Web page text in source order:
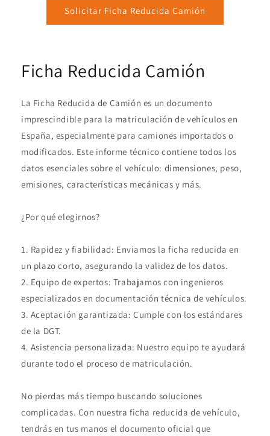
Solicitar Ficha Reducida Camión
Ficha Reducida Camión
La Ficha Reducida de Camión es un documento
imprescindible para la matriculación de vehículos en
España, especialmente para camiones importados o
modificados. Este informe técnico contiene todos los
datos esenciales sobre el vehículo: dimensiones, peso,
emisiones, características mecánicas y más.
¿Por qué elegirnos?
1. Rapidez y fiabilidad: Enviamos la ficha reducida en
un plazo corto, asegurando la validez de los datos.
2. Equipo de expertos: Trabajamos con ingenieros
especializados en documentación técnica de vehículos.
3. Aceptación garantizada: Cumple con los estándares
de la DGT.
4. Asistencia personalizada: Nuestro equipo te ayudará
durante todo el proceso de matriculación.
No pierdas más tiempo buscando soluciones
complicadas. Con nuestra ficha reducida de vehículo,
tendrás en tus manos el documento oficial que